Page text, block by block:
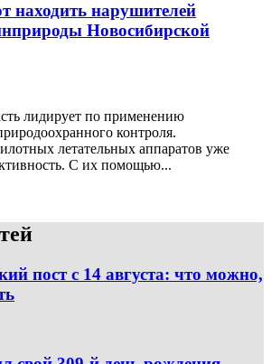
находить нарушителей
Новосибирской
лидирует по применению
контроля.
летательных аппаратов уже
С их помощью...
пост с 14 августа: что можно,